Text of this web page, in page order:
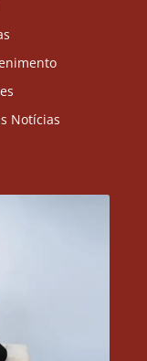
Notícias